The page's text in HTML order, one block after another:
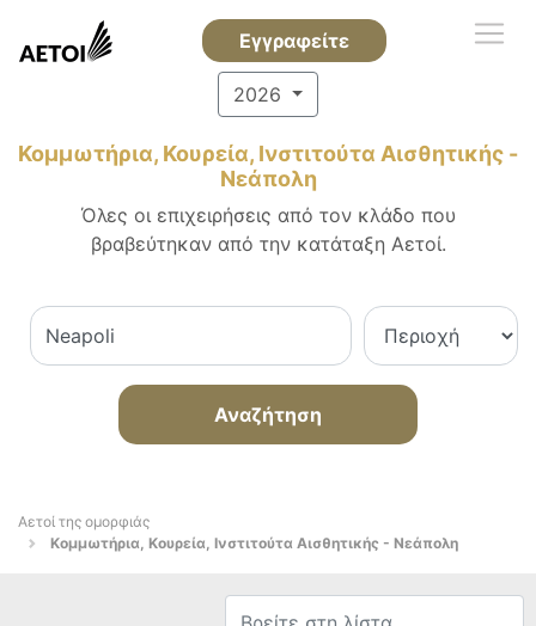
Εγγραφείτε
2026
Κομμωτήρια, Κουρεία, Ινστιτούτα Αισθητικής -
Νεάπολη
Όλες οι επιχειρήσεις από τον κλάδο που
βραβεύτηκαν από την κατάταξη Αετοί.
Αναζήτηση
Αετοί της ομορφιάς
Κομμωτήρια, Κουρεία, Ινστιτούτα Αισθητικής - Νεάπολη